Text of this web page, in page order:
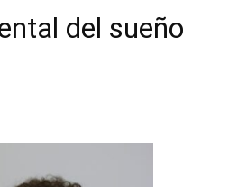
del sueño